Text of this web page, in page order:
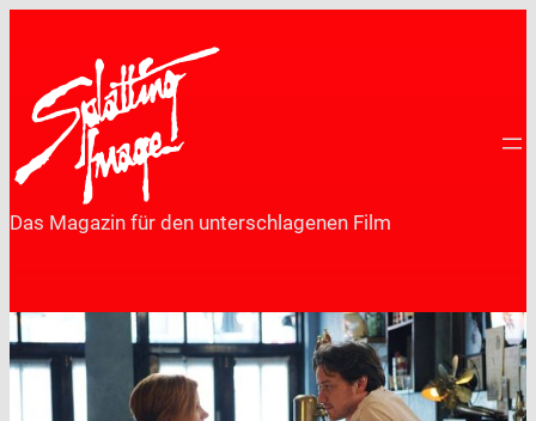
springen
Das Magazin für den unterschlagenen Film